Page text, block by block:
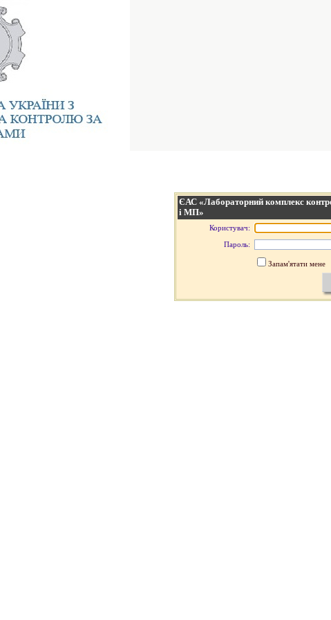
ЄАС «Лабораторний комплекс
і МП»
Користувач:
Пароль:
Запам'ятати мене